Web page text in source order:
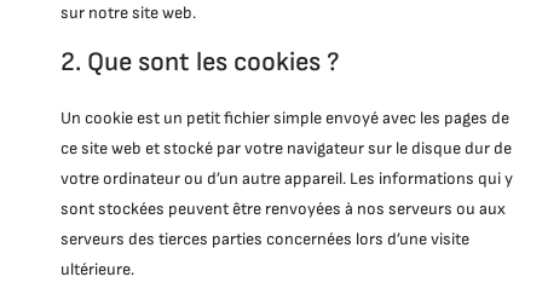
sur notre site web.
2. Que sont les cookies ?
Un cookie est un petit fichier simple envoyé avec les pages de
ce site web et stocké par votre navigateur sur le disque dur de
votre ordinateur ou d’un autre appareil. Les informations qui y
sont stockées peuvent être renvoyées à nos serveurs ou aux
serveurs des tierces parties concernées lors d’une visite
ultérieure.